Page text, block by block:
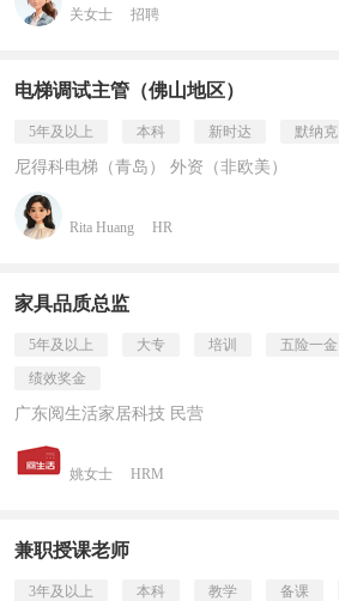
关女士 招聘
电梯调试主管（佛山地区）
5年及以上 本科 新时达 默纳克
尼得科电梯（青岛） 外资（非欧美）
Rita Huang HR
家具品质总监
5年及以上 大专 培训 五险一金
绩效奖金
广东阅生活家居科技 民营
姚女士 HRM
兼职授课老师
3年及以上 本科 教学 备课